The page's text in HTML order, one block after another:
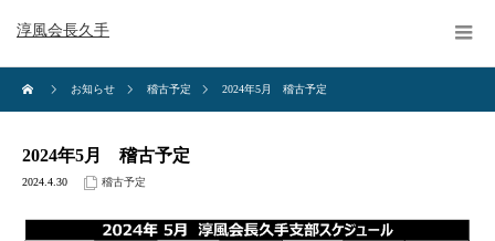
淳風会長久手
お知らせ 稽古予定 2024年5月 稽古予定
2024年5月 稽古予定
2024.4.30 稽古予定